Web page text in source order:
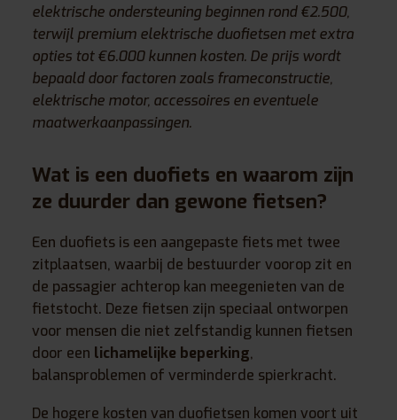
elektrische ondersteuning beginnen rond €2.500,
terwijl premium elektrische duofietsen met extra
opties tot €6.000 kunnen kosten. De prijs wordt
bepaald door factoren zoals frameconstructie,
elektrische motor, accessoires en eventuele
maatwerkaanpassingen.
Wat is een duofiets en waarom zijn
ze duurder dan gewone fietsen?
Een duofiets is een aangepaste fiets met twee
zitplaatsen, waarbij de bestuurder voorop zit en
de passagier achterop kan meegenieten van de
fietstocht. Deze fietsen zijn speciaal ontworpen
voor mensen die niet zelfstandig kunnen fietsen
door een lichamelijke beperking,
balansproblemen of verminderde spierkracht.
De hogere kosten van duofietsen komen voort uit